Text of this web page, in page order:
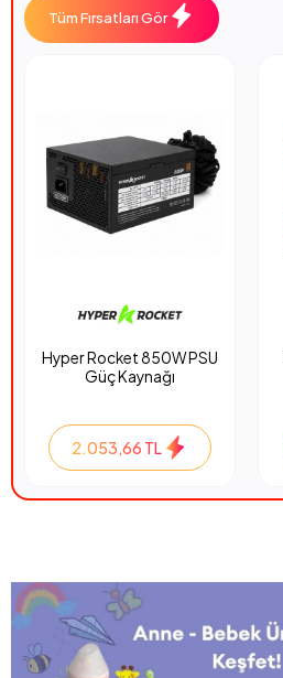
Tüm Fırsatları Gör
Hyper Rocket 850W PSU
Güç Kaynağı
2.053,66 TL